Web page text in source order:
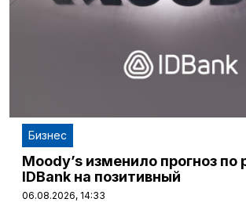
Бизнес
Moody’s изменило прогноз по
IDBank на позитивный
06.08.2026, 14:33